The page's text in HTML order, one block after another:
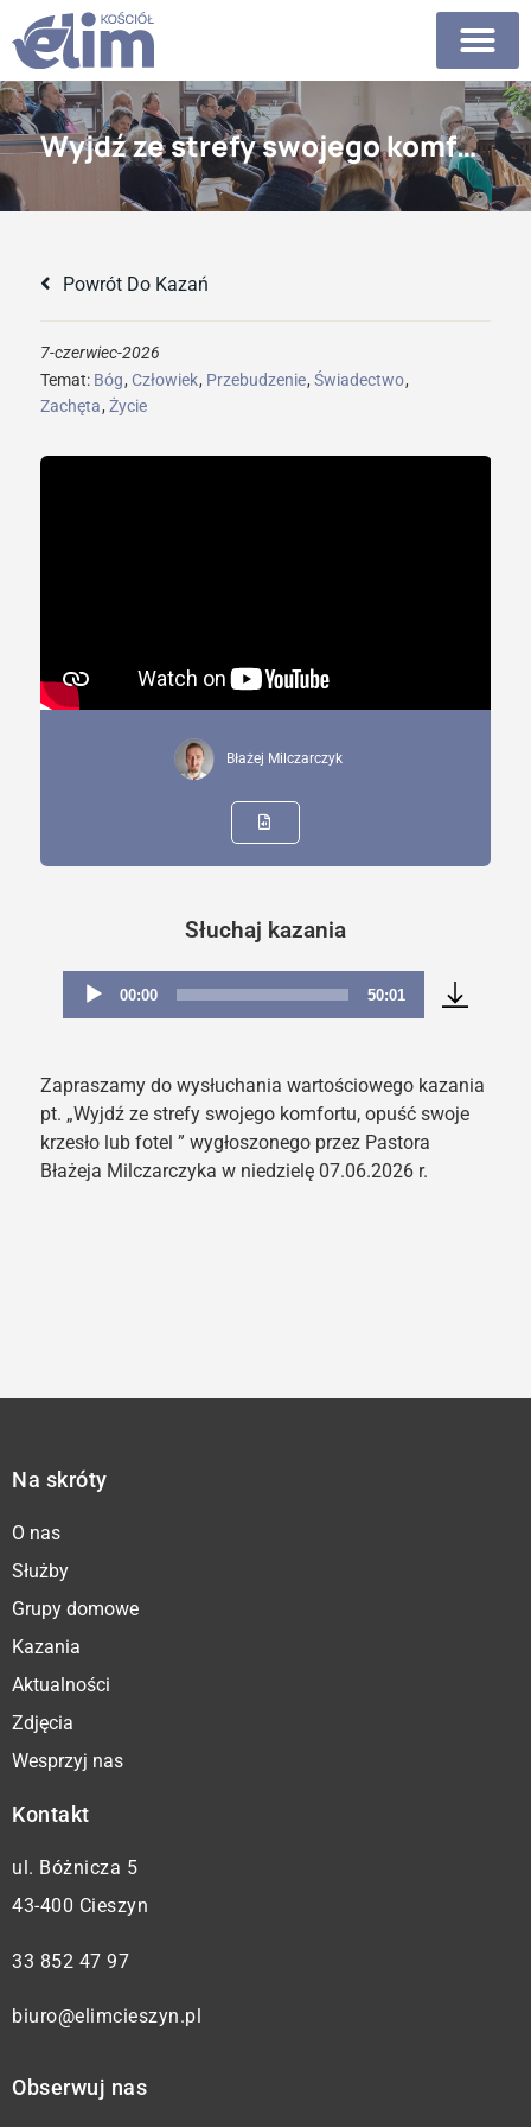
Wyjdź ze strefy swojego komfortu, opuść swoje krzesło lub fotel
Powrót Do Kazań
7-czerwiec-2026
Temat: Bóg, Człowiek, Przebudzenie, Świadectwo,
Zachęta, Życie
Błażej Milczarczyk
Słuchaj kazania
Odtwarzacz
00:00 50:01
Zapraszamy do wysłuchania wartościowego kazania
pt. „Wyjdź ze strefy swojego komfortu, opuść swoje
krzesło lub fotel ” wygłoszonego przez Pastora
Błażeja Milczarczyka w niedzielę 07.06.2026 r.
Na skróty
O nas
Służby
Grupy domowe
Kazania
Aktualności
Zdjęcia
Wesprzyj nas
Kontakt
ul. Bóżnicza 5
43-400 Cieszyn
33 852 47 97
biuro@elimcieszyn.pl
Obserwuj nas